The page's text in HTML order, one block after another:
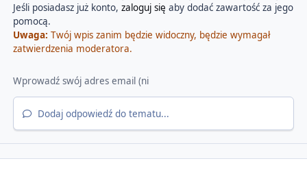
Jeśli posiadasz już konto, zaloguj się aby dodać zawartość za jego
pomocą.
Uwaga: Twój wpis zanim będzie widoczny, będzie wymagał
zatwierdzenia moderatora.
Dodaj odpowiedź do tematu...